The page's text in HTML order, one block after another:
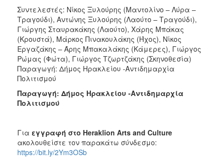
Συντελεστές: Νίκος Ξυλούρης (Μαντολίνο – Λύρα –
Τραγούδι), Αντώνης Ξυλούρης (Λαούτο – Τραγούδι),
Γιώργης Σταυρακάκης (Λαούτο), Χάρης Μπάκας
(Κρουστά), Μάρκος Πινακουλάκης (Ήχος), Νίκος
Εργαζάκης – Άρης Μπακαλάκης (Κάμερες), Γιώργος
Ρώμας (Φώτα), Γιώργος Τζωρτζάκης (Σκηνοθεσία)
Παραγωγή: Δήμος Ηρακλείου -Αντιδημαρχία
Πολιτισμού
Παραγωγή: Δήμος Ηρακλείου -Αντιδημαρχία
Πολιτισμού
Για εγγραφή στο Heraklion Arts and Culture
ακολουθείστε τον παρακάτω σύνδεσμο:
https://bit.ly/2Ym3OSb